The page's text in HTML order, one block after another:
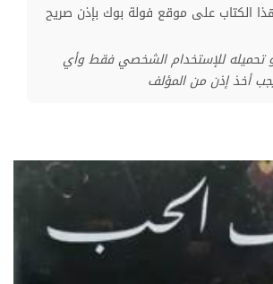
الكتاب على موقع فولة بوك بإذن صريح
تحميله للإستخدام الشخصي فقط وأي
أخذ إذن من المؤلف